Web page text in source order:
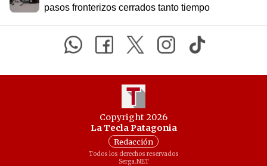
pasos fronterizos cerrados tanto tiempo
Copyright 2026
La Tecla Patagonia
Redacción
Todos los derechos reservados
Serga.NET